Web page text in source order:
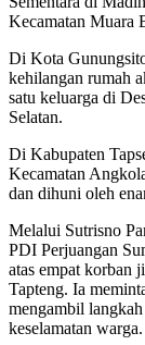
Kecamatan Muara
Di Kota
kehilangan rumah
satu keluarga di
Selatan.
Di Kabupaten
Kecamatan
dan dihuni oleh
Melalui Sutrisno
PDI Perjuangan
atas empat korban
Tapteng. Ia
mengambil
keselamatan warga.